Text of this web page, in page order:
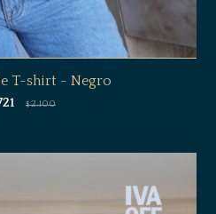
T-shirt - Negro
$ 2.100